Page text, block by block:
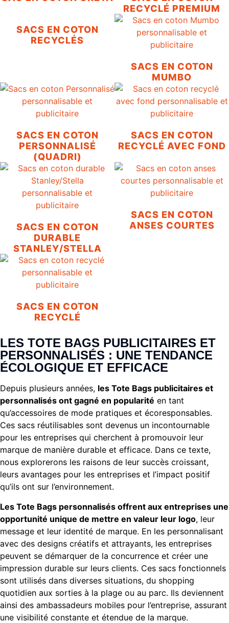
RECYCLÉ PREMIUM
SACS EN COTON
RECYCLÉS
SACS EN COTON
MUMBO
SACS EN COTON
PERSONNALISÉ
(QUADRI)
SACS EN COTON
RECYCLÉ AVEC FOND
SACS EN COTON
DURABLE
STANLEY/STELLA
SACS EN COTON
ANSES COURTES
SACS EN COTON
RECYCLÉ
LES TOTE BAGS PUBLICITAIRES ET
PERSONNALISÉS : UNE TENDANCE
ÉCOLOGIQUE ET EFFICACE
Depuis plusieurs années, les Tote Bags publicitaires et
personnalisés ont gagné en popularité en tant
qu’accessoires de mode pratiques et écoresponsables.
Ces sacs réutilisables sont devenus un incontournable
pour les entreprises qui cherchent à promouvoir leur
marque de manière durable et efficace. Dans ce texte,
nous explorerons les raisons de leur succès croissant,
leurs avantages pour les entreprises et l’impact positif
qu’ils ont sur l’environnement.
Les Tote Bags personnalisés offrent aux entreprises une
opportunité unique de mettre en valeur leur logo, leur
message et leur identité de marque. En les personnalisant
avec des designs créatifs et attrayants, les entreprises
peuvent se démarquer de la concurrence et créer une
impression durable sur leurs clients. Ces sacs fonctionnels
sont utilisés dans diverses situations, du shopping
quotidien aux sorties à la plage ou au parc. Ils deviennent
ainsi des ambassadeurs mobiles pour l’entreprise, assurant
une visibilité constante et étendue de la marque.